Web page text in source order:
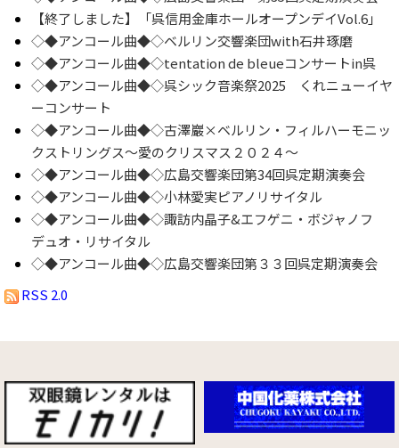
【終了しました】「呉信用金庫ホールオープンデイVol.6」
◇◆アンコール曲◆◇ベルリン交響楽団with石井琢磨
◇◆アンコール曲◆◇tentation de bleueコンサートin呉
◇◆アンコール曲◆◇呉シック音楽祭2025 くれニューイヤ
ーコンサート
◇◆アンコール曲◆◇古澤巖×ベルリン・フィルハーモニッ
クストリングス～愛のクリスマス２０２４～
◇◆アンコール曲◆◇広島交響楽団第34回呉定期演奏会
◇◆アンコール曲◆◇小林愛実ピアノリサイタル
◇◆アンコール曲◆◇諏訪内晶子&エフゲニ・ボジャノフ
デュオ・リサイタル
◇◆アンコール曲◆◇広島交響楽団第３３回呉定期演奏会
RSS 2.0